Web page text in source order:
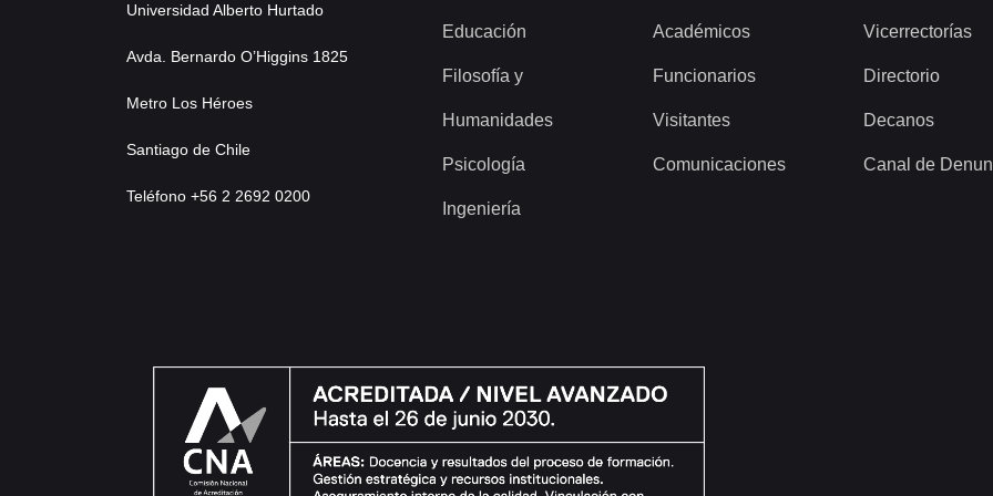
Universidad Alberto Hurtado
Avda. Bernardo O’Higgins 1825
Metro Los Héroes
Santiago de Chile
Teléfono +56 2 2692 0200
Educación
Filosofía y
Humanidades
Psicología
Ingeniería
Académicos
Funcionarios
Visitantes
Comunicaciones
Vicerrectorías
Directorio
Decanos
Canal de